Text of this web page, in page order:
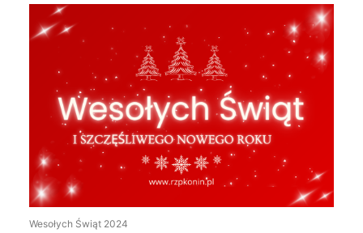
Wesołych Świąt 2024